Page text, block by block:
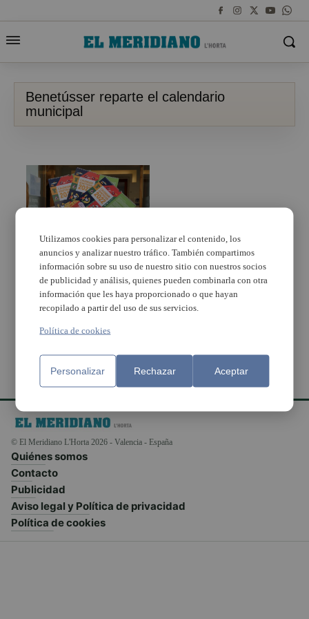
Benetússer reparte el calendario
municipal
Benetússer reparte el
calendario municipal
del 2022 dedicado a las
ciudades sostenibles
© El Meridiano L'Horta 2026 - Valencia - España
Quiénes somos
Contacto
Publicidad
Aviso legal y Política de privacidad
Política de cookies
Utilizamos cookies para personalizar el contenido, los
anuncios y analizar nuestro tráfico. También compartimos
información sobre su uso de nuestro sitio con nuestros socios
de publicidad y análisis, quienes pueden combinarla con otra
información que les haya proporcionado o que hayan
recopilado a partir del uso de sus servicios.
Política de cookies
Personalizar Rechazar Aceptar